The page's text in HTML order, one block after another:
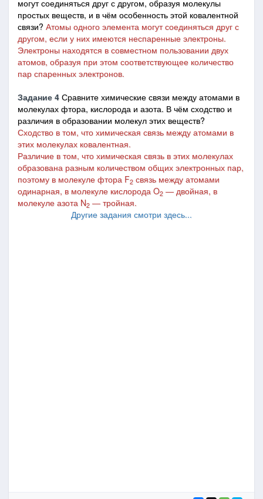
могут соединяться друг с другом, образуя молекулы
простых веществ, и в чём особенность этой ковалентной
связи? Атомы одного элемента могут соединяться друг с
другом, если у них имеются неспаренные электроны.
Электроны находятся в совместном пользовании двух
атомов, образуя при этом соответствующее количество
пар спаренных электронов.
Задание 4 Сравните химические связи между атомами в
молекулах фтора, кислорода и азота. В чём сходство и
различия в образовании молекул этих веществ?
Сходство в том, что химическая связь между атомами в
этих молекулах ковалентная.
Различие в том, что химическая связь в этих молекулах
образована разным количеством общих электронных пар,
поэтому в молекуле фтора F2 связь между атомами
одинарная, в молекуле кислорода O2 ― двойная, в
молекуле азота N2 ― тройная.
Другие задания смотри здесь...